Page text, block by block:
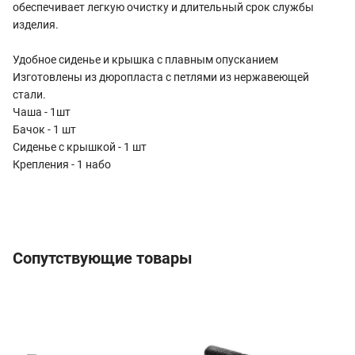
обеспечивает легкую очистку и длительный срок службы
изделия.
Удобное сиденье и крышка с плавным опусканием
Изготовлены из дюропласта с петлями из нержавеющей
стали.
Чаша - 1шт
Бачок - 1 шт
Сиденье с крышкой - 1 шт
Крепления - 1 набо
Сопутствующие товары